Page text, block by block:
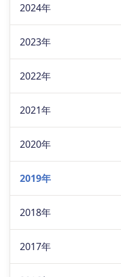
2024年
2023年
2022年
2021年
2020年
2019年
2018年
2017年